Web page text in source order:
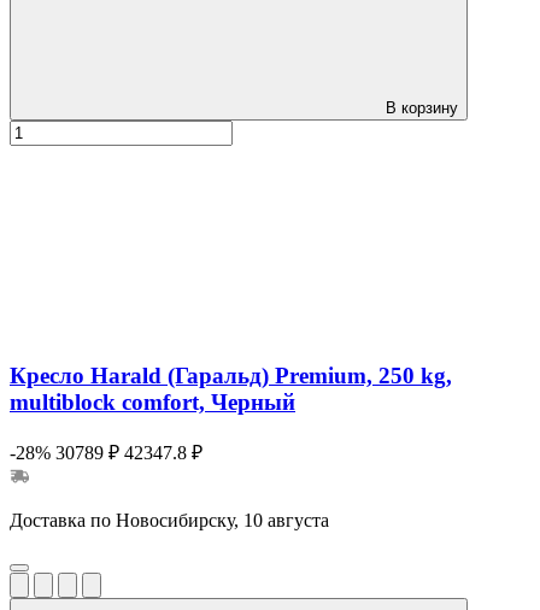
В корзину
Кресло Harald (Гаральд) Premium, 250 kg,
multiblock comfort, Черный
-28% 30789 ₽ 42347.8 ₽
Доставка по Новосибирску, 10 августа